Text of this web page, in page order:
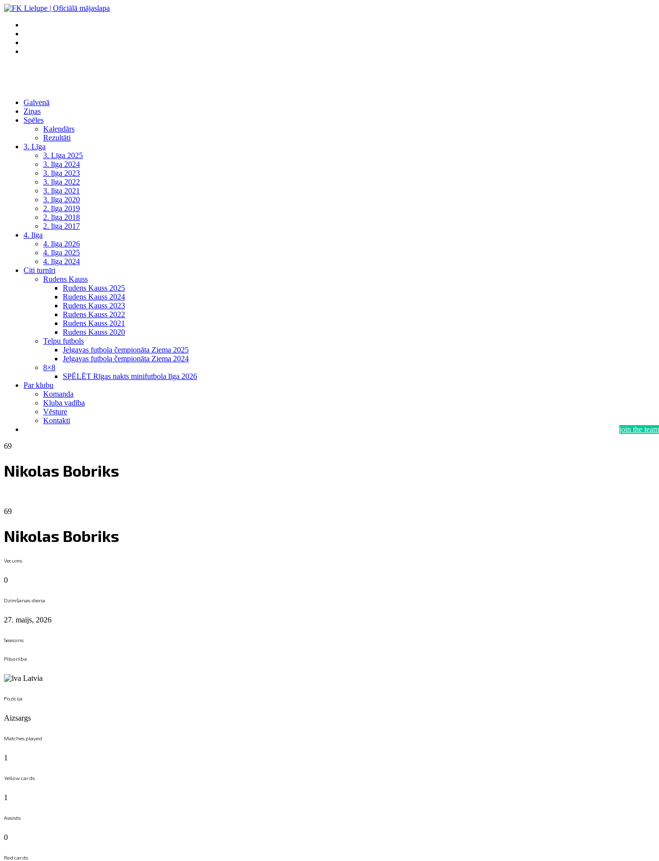
Galvenā
Ziņas
Spēles
Kalendārs
Rezultāti
3. Līga
3. Līga 2025
3. līga 2024
3. līga 2023
3. līga 2022
3. līga 2021
3. līga 2020
2. līga 2019
2. līga 2018
2. līga 2017
4. līga
4. līga 2026
4. līga 2025
4. līga 2024
Citi turnīri
Rudens Kauss
Rudens Kauss 2025
Rudens Kauss 2024
Rudens Kauss 2023
Rudens Kauss 2022
Rudens Kauss 2021
Rudens Kauss 2020
Telpu futbols
Jelgavas futbola čempionāta Ziema 2025
Jelgavas futbola čempionāta Ziema 2024
8×8
SPĒLĒT Rīgas nakts minifutbola līga 2026
Par klubu
Komanda
Kluba vadība
Vēsture
Kontakti
join the team
69
Nikolas Bobriks
69
Nikolas Bobriks
Vecums
0
Dzimšanas diena
27. maijs, 2026
Seasons
Pilsonība
Latvia
Pozīcija
Aizsargs
Matches played
1
Yellow cards
1
Assists
0
Red cards